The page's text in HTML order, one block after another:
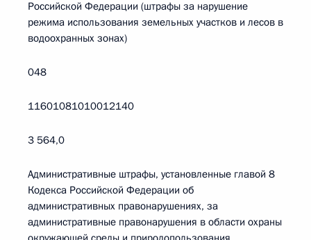
Российской Федерации (штрафы за нарушение
режима использования земельных участков и лесов в
водоохранных зонах)
048
11601081010012140
3 564,0
Административные штрафы, установленные главой 8
Кодекса Российской Федерации об
административных правонарушениях, за
административные правонарушения в области охраны